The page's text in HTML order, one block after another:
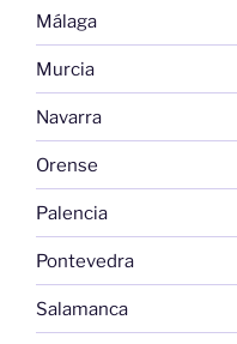
Málaga
Murcia
Navarra
Orense
Palencia
Pontevedra
Salamanca